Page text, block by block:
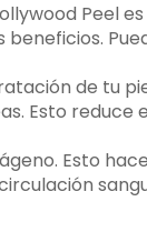
Peel
de tu
Esto reduce
Esto